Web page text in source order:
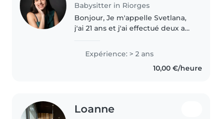
Babysitter in Riorges
Bonjour, Je m'appelle Svetlana,
j'ai 21 ans et j'ai effectué deux ans
enfants à Firminy. J'ai donc des
connaissances spécifiques sur le
Expérience: > 2 ans
10,00 €/heure
Loanne